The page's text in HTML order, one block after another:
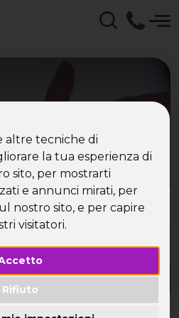
altre tecniche di
la tua esperienza di
sito, per mostrarti
e annunci mirati, per
nostro sito, e per capire
visitatori.
Rifiuto
Gruppi
con Speed
viaggi per